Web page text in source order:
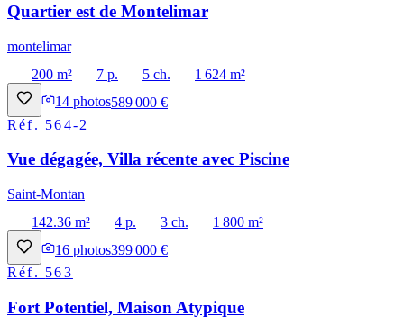
Quartier est de Montelimar
montelimar
200 m²
7 p. 5 ch.
1 624 m²
14 photos589 000 €
Réf. 564-2
Vue dégagée, Villa récente avec Piscine
Saint-Montan
142.36 m²
4 p. 3 ch.
1 800 m²
16 photos399 000 €
Réf. 563
Fort Potentiel, Maison Atypique